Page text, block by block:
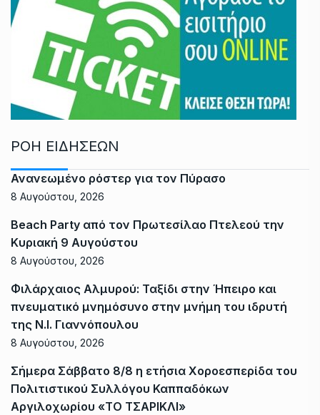
ΡΟΗ ΕΙΔΗΣΕΩΝ
Ανανεωμένο ρόστερ για τον Πύρασο
8 Αυγούστου, 2026
Beach Party από τον Πρωτεσίλαο Πτελεού την
Κυριακή 9 Αυγούστου
8 Αυγούστου, 2026
Φιλάρχαιος Αλμυρού: Ταξίδι στην Ήπειρο και
πνευματικό μνημόσυνο στην μνήμη του ιδρυτή
της Ν.Ι. Γιαννόπουλου
8 Αυγούστου, 2026
Σήμερα Σάββατο 8/8 η ετήσια Χοροεσπερίδα του
Πολιτιστικού Συλλόγου Καππαδόκων
Αργιλοχωρίου «ΤΟ ΤΣΑΡΙΚΛΙ»